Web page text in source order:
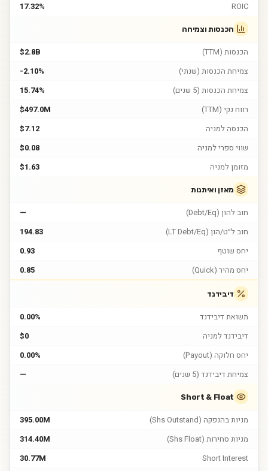
ROIC
17.32%
הכנסות וצמיחה
הכנסות (TTM)
$2.8B
צמיחת הכנסות (שנתי)
-2.10%
צמיחת הכנסות (5 שנים)
15.74%
רווח נקי (TTM)
$497.0M
הכנסה למניה
$7.12
שווי ספרי למניה
$0.08
מזומן למניה
$1.63
מאזן ואיתנות
חוב להון (Debt/Eq)
—
חוב ל״ט/הון (LT Debt/Eq)
194.83
יחס שוטף
0.93
יחס מהיר (Quick)
0.85
דיבידנד
תשואת דיבידנד
0.00%
דיבידנד למניה
$0
יחס חלוקה (Payout)
0.00%
צמיחת דיבידנד (5 שנים)
—
Short & Float
מניות בהנפקה (Shs Outstand)
395.00M
מניות סחירות (Shs Float)
314.40M
Short Interest
30.77M